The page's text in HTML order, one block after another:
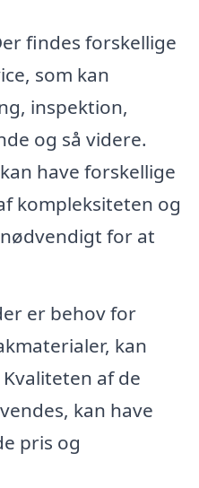
findes forskellige
som kan
inspektion,
og så videre.
have forskellige
kompleksiteten og
for at
er behov for
kan
af de
kan have
pris og